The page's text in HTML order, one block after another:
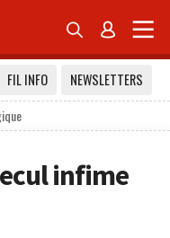
 
FIL INFO
NEWSLETTERS
infime